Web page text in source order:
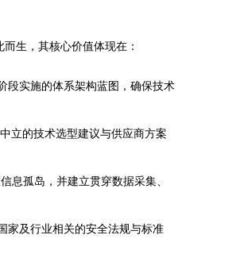
生，其核心价值体现在：
段实施的体系架构蓝图，确保技术
立的技术选型建议与供应商方案
息孤岛，并建立贯穿数据采集、
家及行业相关的安全法规与标准